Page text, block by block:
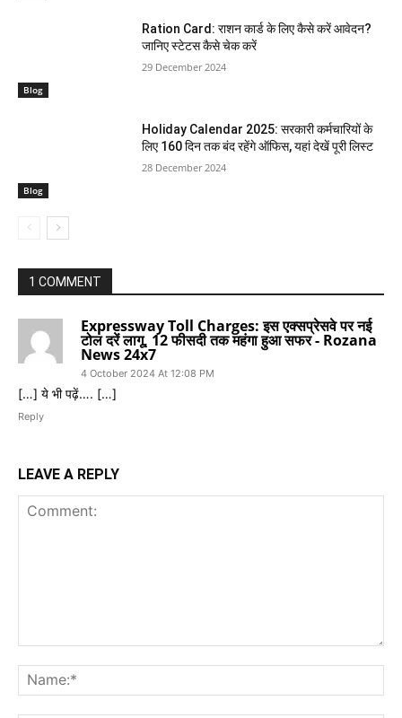
Blog
Ration Card: राशन कार्ड के लिए कैसे करें आवेदन?
जानिए स्टेटस कैसे चेक करें
29 December 2024
Blog
Holiday Calendar 2025: सरकारी कर्मचारियों के
लिए 160 दिन तक बंद रहेंगे ऑफिस, यहां देखें पूरी लिस्ट
28 December 2024
1 COMMENT
Expressway Toll Charges: इस एक्सप्रेसवे पर नई
टोल दरें लागू, 12 फीसदी तक महंगा हुआ सफर - Rozana
News 24x7
4 October 2024 At 12:08 PM
[…] ये भी पढ़ें…. […]
Reply
LEAVE A REPLY